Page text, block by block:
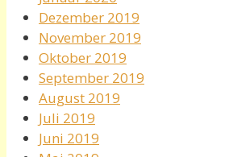
Dezember 2019
November 2019
Oktober 2019
September 2019
August 2019
Juli 2019
Juni 2019